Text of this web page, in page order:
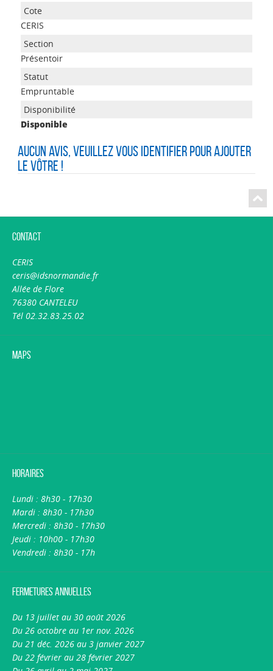
CERIS
Présentoir
Empruntable
Disponible
Aucun avis, veuillez vous identifier pour ajouter
le vôtre !
Contact
CERIS
ceris@idsnormandie.fr
Allée de Flore
76380 CANTELEU
Tél 02.32.83.25.02
Maps
Horaires
Lundi : 8h30 - 17h30
Mardi : 8h30 - 17h30
Mercredi : 8h30 - 17h30
Jeudi : 10h00 - 17h30
Vendredi : 8h30 - 17h
Fermetures annuelles
Du 13 juillet au 30 août 2026
Du 26 octobre au 1er nov. 2026
Du 21 déc. 2026 au 3 janvier 2027
Du 22 février au 28 février 2027